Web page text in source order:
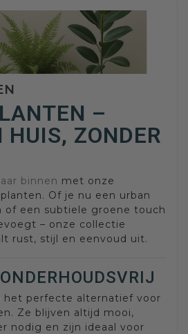
–
HUIS, ZONDER
binnen met onze
Of je nu een urban
of een subtiele groene touch
– onze collectie
rust, stijl en eenvoud uit.
het perfecte alternatief voor
Ze blijven altijd mooi,
nodig en zijn ideaal voor